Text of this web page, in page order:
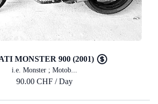
MONSTER 900 (2001)
i.e. Monster ; Motob...
90.00 CHF / Day